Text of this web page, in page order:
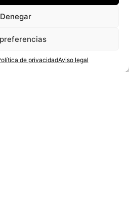
Denegar
de privacidadAviso legal